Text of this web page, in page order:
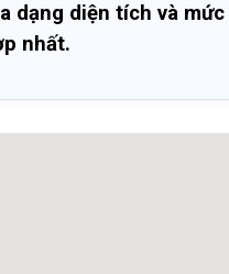
dạng diện tích và
nhất.